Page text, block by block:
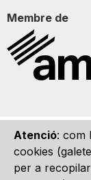
Atenció: com
cookies
per a
Membre de
Qui som